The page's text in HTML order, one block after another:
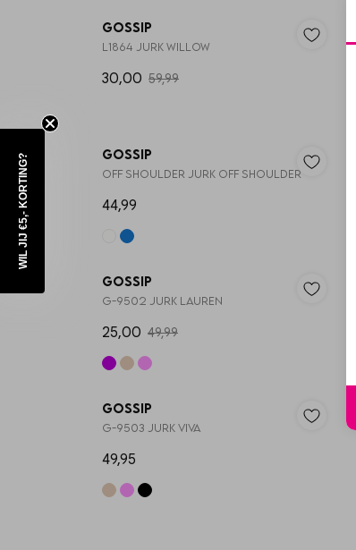
Gossip
L1864 JURK WILLOW
30,00 59,99
Gossip
OFF SHOULDER JURK OFF SHOULDER
44,99
Gossip
G-9502 JURK LAUREN
25,00 49,99
Gossip
G-9503 JURK VIVA
49,95
WIL JIJ €5,- KORTING?